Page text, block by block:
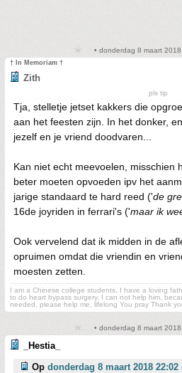
• donderdag 8 maart
† In Memoriam †
Zith
pls tip
Tja, stelletje jetset kakkers die
aan het feesten zijn. In het donker,
jezelf en je vriend doodvaren...
Kan niet echt meevoelen, misschien
beter moeten opvoeden ipv het
jarige standaard te hard reed ('de
16de joyriden in ferrari's ('maar ik
Ook vervelend dat ik midden in de
opruimen omdat die vriendin en
moesten zetten.
I am a Chinese college students, I have a loving
to do heart bypass surgery, I can not help him,
needed, please help me, lifelong You pray Thank
• donderdag 8 maart
_Hestia_
Op donderdag 8 maart 2018 22:02